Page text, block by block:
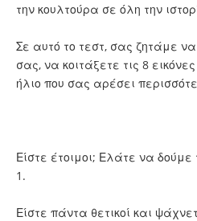
την κουλτούρα σε όλη την
Σε αυτό το τεστ, σας ζητάμε
σας, να κοιτάξετε τις 8
ήλιο που σας αρέσει
Είστε έτοιμοι; Ελάτε να δούμε
1.
Είστε πάντα θετικοί και